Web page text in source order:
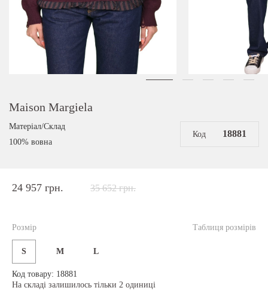
Maison Margiela
Матеріал/Склад
100% вовна
Код 18881
24 957 грн. 35 652 грн.
Таблиця розмірів
Розмір
S M L
Код товару: 18881
На складі залишилось тільки 2 одиниці